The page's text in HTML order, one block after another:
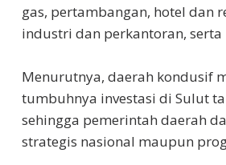
gas, pertambangan, hotel dan
industri dan perkantoran,
Menurutnya, daerah kondusif
tumbuhnya investasi di Sulut
sehingga pemerintah daerah
strategis nasional maupun